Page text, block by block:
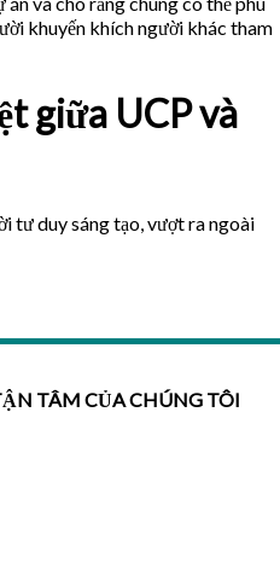
khuyến khích người khác tham
giữa UCP và
tư duy sáng tạo, vượt ra ngoài
TÂM CỦA CHÚNG TÔI